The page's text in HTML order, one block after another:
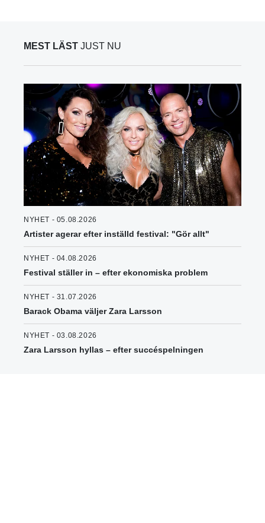
MEST LÄST JUST NU
NYHET - 05.08.2026
Artister agerar efter inställd festival: "Gör allt"
NYHET - 04.08.2026
Festival ställer in – efter ekonomiska problem
NYHET - 31.07.2026
Barack Obama väljer Zara Larsson
NYHET - 03.08.2026
Zara Larsson hyllas – efter succéspelningen